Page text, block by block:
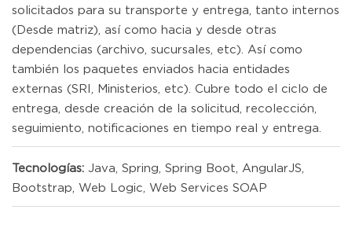
solicitados para su transporte y entrega, tanto internos
(Desde matriz), así como hacia y desde otras
dependencias (archivo, sucursales, etc). Así como
también los paquetes enviados hacia entidades
externas (SRI, Ministerios, etc). Cubre todo el ciclo de
entrega, desde creación de la solicitud, recolección,
seguimiento, notificaciones en tiempo real y entrega.
Tecnologías: Java, Spring, Spring Boot, AngularJS,
Bootstrap, Web Logic, Web Services SOAP